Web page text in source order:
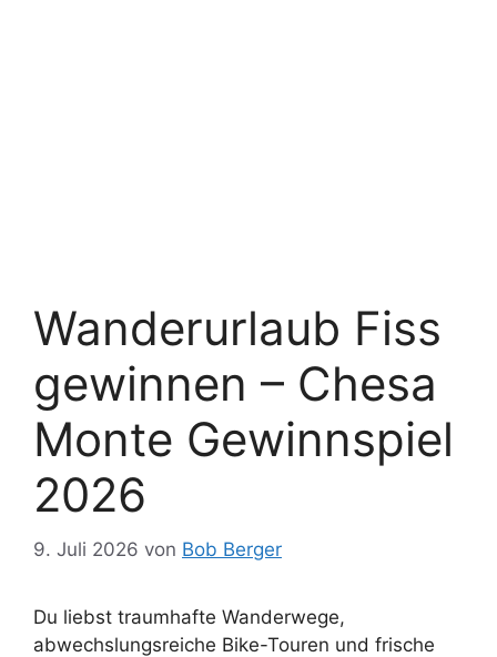
Wanderurlaub Fiss
gewinnen – Chesa
Monte Gewinnspiel
2026
9. Juli 2026 von Bob Berger
Du liebst traumhafte Wanderwege,
abwechslungsreiche Bike-Touren und frische